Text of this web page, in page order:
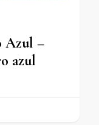
Azul –
azul